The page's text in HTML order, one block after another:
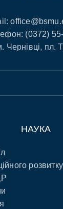
(0372)
Чернівці, пл.
НАУКА
розвитку